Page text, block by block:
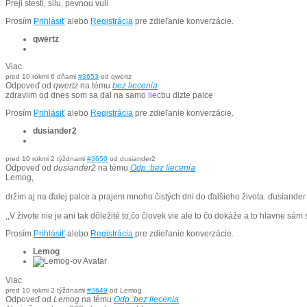
Preji stesti, silu, pevnou vuli
Prosím Prihlásiť alebo Registrácia pre zdieľanie konverzácie.
qwertz
Viac
pred 10 rokmi 6 dňami #3653 od qwertz
Odpoveď od qwertz na tému bez liecenia
zdraviim od dnes som sa dal na samo liecbu dlzte palce
Prosím Prihlásiť alebo Registrácia pre zdieľanie konverzácie.
dusiander2
pred 10 rokmi 2 týždnami #3650 od dusiander2
Odpoveď od dusiander2 na tému Odp.:bez liecenia
Lemog,
držím aj na ďalej palce a prajem mnoho čistých dni do ďalšieho života. ďusiander
,,V živote nie je ani tak dôležité to,čo človek vie ale to čo dokáže a to hlavne sám
Prosím Prihlásiť alebo Registrácia pre zdieľanie konverzácie.
Lemog
Viac
pred 10 rokmi 2 týždnami #3649 od Lemog
Odpoveď od Lemog na tému Odp.:bez liecenia